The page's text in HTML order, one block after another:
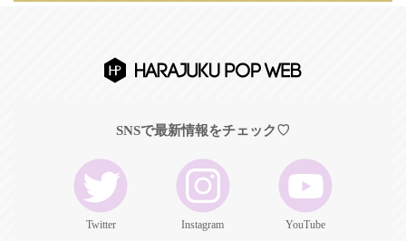
SNSで最新情報をチェック♡
Twitter Instagram YouTube